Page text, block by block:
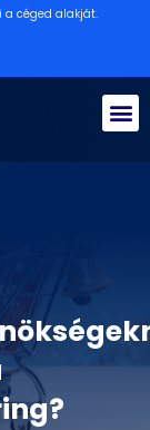
a céged alakját.